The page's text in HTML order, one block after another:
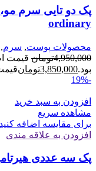
پک دو تایی سرم مو،
ordinary
محصولات پوست, سرم,
4,950,000تومان
بود.3,850,000تومانقیمت فعلی
-19%
افزودن به سبد خرید
مشاهده سریع
برای مقایسه اضافه کنید
افزودن به علاقه مندی
پک سه عددی